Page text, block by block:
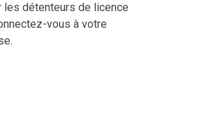
les détenteurs de licence
vous à votre